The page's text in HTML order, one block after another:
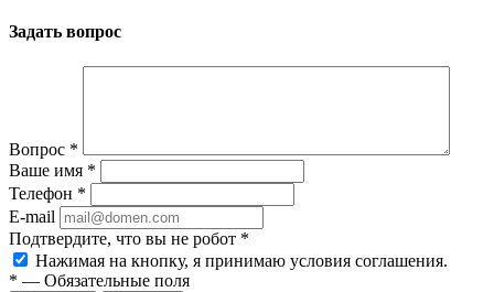
Задать вопрос
Вопрос *
Ваше имя *
Телефон *
E-mail
Подтвердите, что вы не робот *
Нажимая на кнопку, я принимаю условия соглашения.
* — Обязательные поля